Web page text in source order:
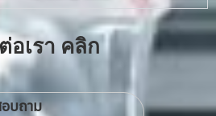
อเรา คลิก
อบถาม